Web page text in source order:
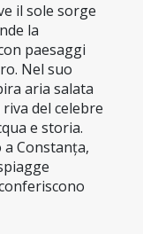
il sole sorge
la
paesaggi
Nel suo
aria salata
del celebre
e storia.
Constanța,